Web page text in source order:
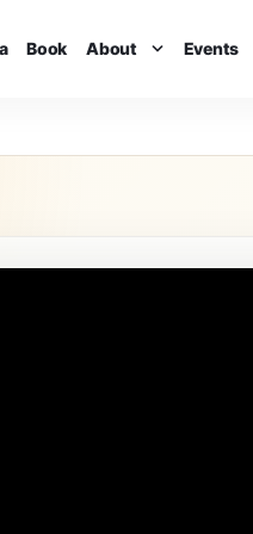
Book About Events